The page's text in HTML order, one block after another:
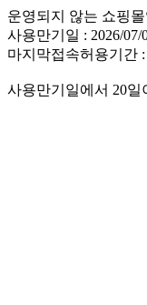
운영되지 않는 쇼핑
사용만기일 : 2026/07/
마지막접속허용기간 :
사용만기일에서 20